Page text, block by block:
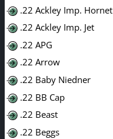
.22 Ackley Imp. Hornet
.22 Ackley Imp. Jet
.22 APG
.22 Arrow
.22 Baby Niedner
.22 BB Cap
.22 Beast
.22 Beggs